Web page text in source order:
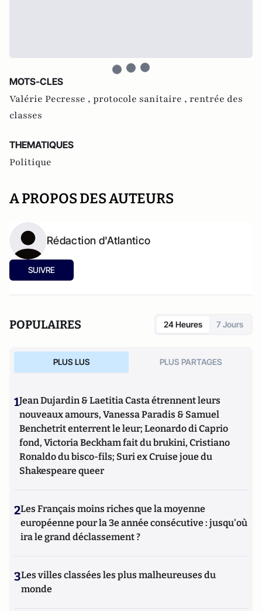
MOTS-CLES
Valérie Pecresse , protocole sanitaire , rentrée des
classes
THEMATIQUES
Politique
A PROPOS DES AUTEURS
Rédaction d'Atlantico
SUIVRE
POPULAIRES 24 Heures 7 Jours
PLUS LUS PLUS PARTAGES
1Jean Dujardin & Laetitia Casta étrennent leurs
nouveaux amours, Vanessa Paradis & Samuel
Benchetrit enterrent le leur; Leonardo di Caprio
fond, Victoria Beckham fait du brukini, Cristiano
Ronaldo du bisco-fils; Suri ex Cruise joue du
Shakespeare queer
2Les Français moins riches que la moyenne
européenne pour la 3e année consécutive : jusqu'où
ira le grand déclassement ?
3Les villes classées les plus malheureuses du
monde